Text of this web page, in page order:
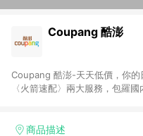
Coupang 酷澎
Coupang 酷澎-天天低價，你的
〈火箭速配〉兩大服務，包羅
加入WOW會員告別湊免運，火
商品描述